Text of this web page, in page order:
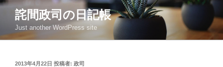
コ
ン
詫間政司の日記帳
Just another WordPress site
投
2013年4月22日 投稿者: 政司